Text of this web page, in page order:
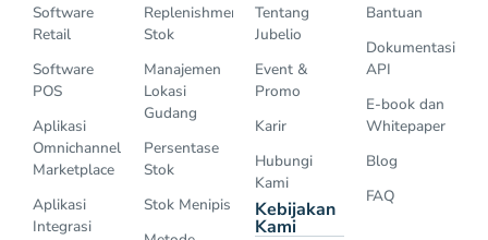
Software
Retail
Software
POS
Aplikasi
Omnichannel
Marketplace
Aplikasi
Integrasi
Replenishment
Stok
Manajemen
Lokasi
Gudang
Persentase
Stok
Stok Menipis
Tentang
Jubelio
Event &
Promo
Karir
Hubungi
Kami
Kebijakan
Kami
Bantuan
Dokumentasi
API
E-book dan
Whitepaper
Blog
FAQ